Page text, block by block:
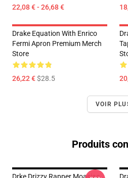
22,08 € - 26,68 €
Drake Equation With Enrico
Fermi Apron Premium Merch
Store
26,22 €$28.5
VOIR
Produits